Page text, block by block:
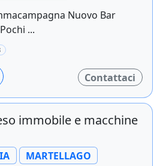
Nuovo Bar
...
Contattaci
immobile e macchine
MARTELLAGO